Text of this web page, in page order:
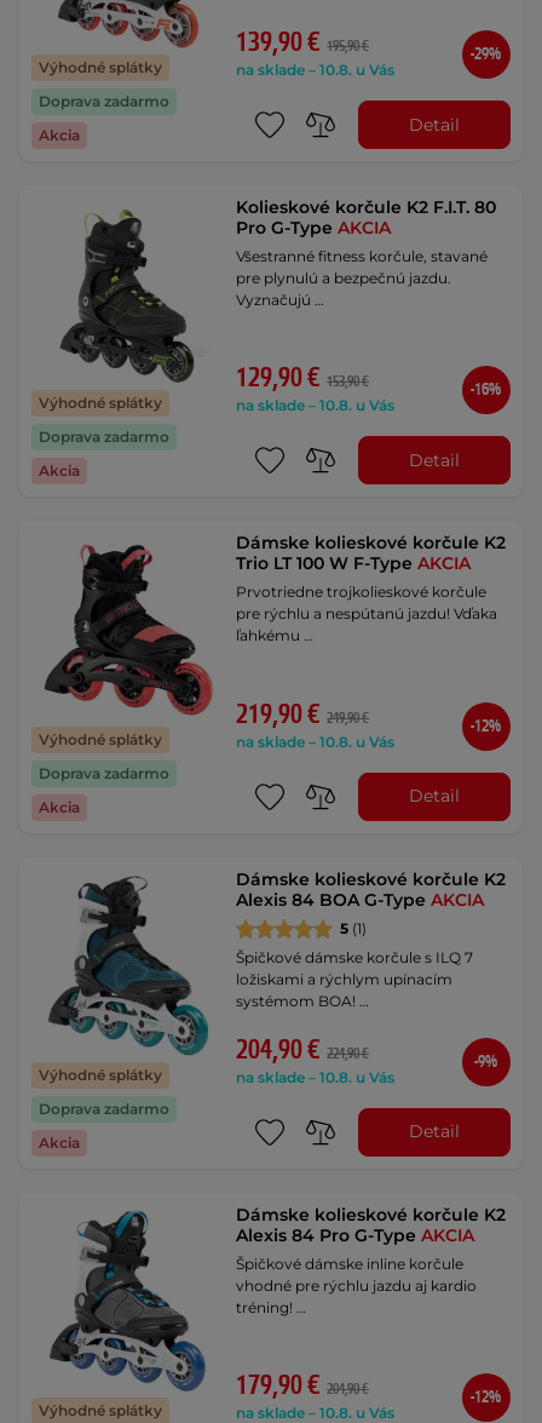
Výhodné splátky
Doprava zadarmo
Akcia
139,90 € 195,90 €
na sklade – 10.8. u Vás
-29%
Detail
Výhodné splátky
Doprava zadarmo
Akcia
Kolieskové korčule K2 F.I.T. 80
Pro G-TypeAKCIA
Všestranné fitness korčule, stavané
pre plynulú a bezpečnú jazdu.
Vyznačujú …
129,90 € 153,90 €
na sklade – 10.8. u Vás
-16%
Detail
Výhodné splátky
Doprava zadarmo
Akcia
Dámske kolieskové korčule K2
Trio LT 100 W F-TypeAKCIA
Prvotriedne trojkolieskové korčule
pre rýchlu a nespútanú jazdu! Vďaka
ľahkému …
219,90 € 249,90 €
na sklade – 10.8. u Vás
-12%
Detail
Výhodné splátky
Doprava zadarmo
Akcia
Dámske kolieskové korčule K2
Alexis 84 BOA G-TypeAKCIA
5 (1)
Špičkové dámske korčule s ILQ 7
ložiskami a rýchlym upínacím
systémom BOA! …
204,90 € 224,90 €
na sklade – 10.8. u Vás
-9%
Detail
Výhodné splátky
Dámske kolieskové korčule K2
Alexis 84 Pro G-TypeAKCIA
Špičkové dámske inline korčule
vhodné pre rýchlu jazdu aj kardio
tréning! …
179,90 € 204,90 €
na sklade – 10.8. u Vás
-12%